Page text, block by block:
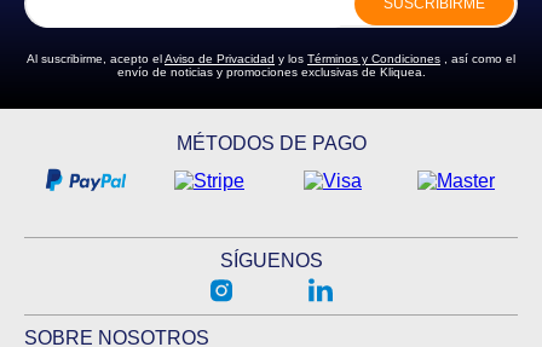
Al suscribirme, acepto elAviso de Privacidad y los Términos y Condiciones , así como el
envío de noticias y promociones exclusivas de Kliquea.
MÉTODOS DE PAGO
SÍGUENOS
SOBRE NOSOTROS